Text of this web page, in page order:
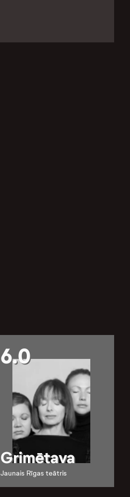
6.0
Grimētava
Jaunais Rīgas teātris